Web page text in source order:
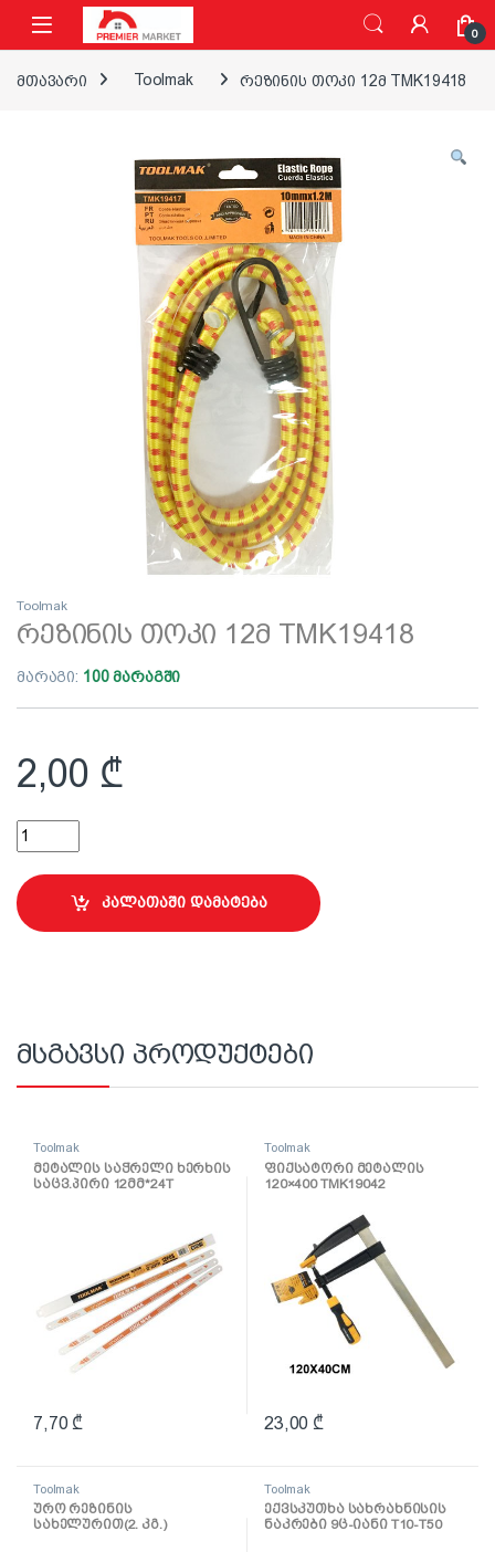
ნავიგაციაზე გადასვლა
შინაარსზე გადასვლა
0
მთავარი Toolmak რეზინის თოკი 12მ TMK19418
Toolmak
რეზინის თოკი 12მ TMK19418
მარაგი: 100 მარაგში
2,00 ₾
რეზინის თოკი 12მ TMK19418 quantity
კალათაში დამატება
მსგავსი პროდუქტები
Toolmak
მეტალის საჭრელი ხერხის
საცვ.პირი 12მმ*24T
7,70 ₾
Toolmak
ფიქსატორი მეტალის
120×400 TMK19042
23,00 ₾
Toolmak
ურო რეზინის
სახელურით(2. კგ.)
Toolmak
ექვსკუთხა სახრახნისის
ნაკრები 9ც-იანი T10-T50